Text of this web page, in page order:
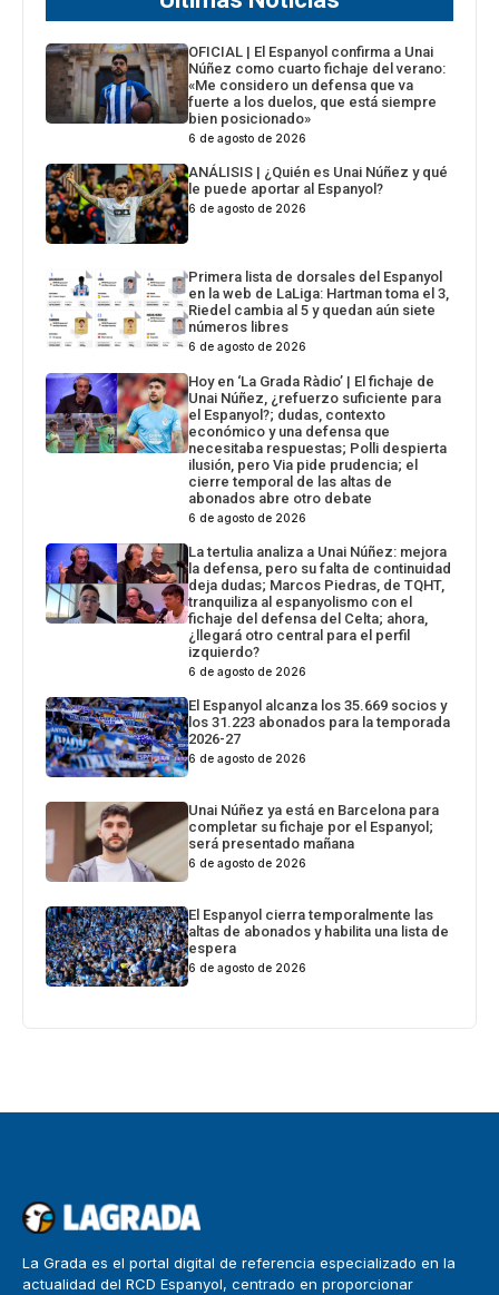
OFICIAL | El Espanyol confirma a Unai
Núñez como cuarto fichaje del verano:
«Me considero un defensa que va
fuerte a los duelos, que está siempre
bien posicionado»
6 de agosto de 2026
ANÁLISIS | ¿Quién es Unai Núñez y qué
le puede aportar al Espanyol?
6 de agosto de 2026
Primera lista de dorsales del Espanyol
en la web de LaLiga: Hartman toma el 3,
Riedel cambia al 5 y quedan aún siete
números libres
6 de agosto de 2026
Hoy en ‘La Grada Ràdio’ | El fichaje de
Unai Núñez, ¿refuerzo suficiente para
el Espanyol?; dudas, contexto
económico y una defensa que
necesitaba respuestas; Polli despierta
ilusión, pero Via pide prudencia; el
cierre temporal de las altas de
abonados abre otro debate
6 de agosto de 2026
La tertulia analiza a Unai Núñez: mejora
la defensa, pero su falta de continuidad
deja dudas; Marcos Piedras, de TQHT,
tranquiliza al espanyolismo con el
fichaje del defensa del Celta; ahora,
¿llegará otro central para el perfil
izquierdo?
6 de agosto de 2026
El Espanyol alcanza los 35.669 socios y
los 31.223 abonados para la temporada
2026-27
6 de agosto de 2026
Unai Núñez ya está en Barcelona para
completar su fichaje por el Espanyol;
será presentado mañana
6 de agosto de 2026
El Espanyol cierra temporalmente las
altas de abonados y habilita una lista de
espera
6 de agosto de 2026
La Grada es el portal digital de referencia especializado en la
actualidad del RCD Espanyol, centrado en proporcionar